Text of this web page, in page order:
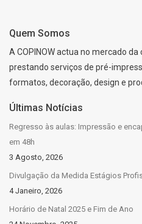
Quem Somos
A COPINOW actua no mercado
prestando serviços de pré-
formatos, decoração, design e
Últimas Notícias
Regresso às aulas: Impressão e
em 48h
3 Agosto, 2026
Divulgação da Medida Estágios
4 Janeiro, 2026
Horário de Natal 2025 e Fim de Ano